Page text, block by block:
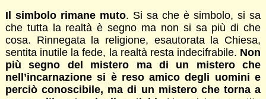
Il simbolo rimane muto. Si sa che è simbolo, si sa
che tutta la realtà è segno ma non si sa più di che
cosa. Rinnegata la religione, esautorata la Chiesa,
sentita inutile la fede, la realtà resta indecifrabile. Non
più segno del mistero ma di un mistero che
nell’incarnazione si è reso amico degli uomini e
perciò conoscibile, ma di un mistero che torna a